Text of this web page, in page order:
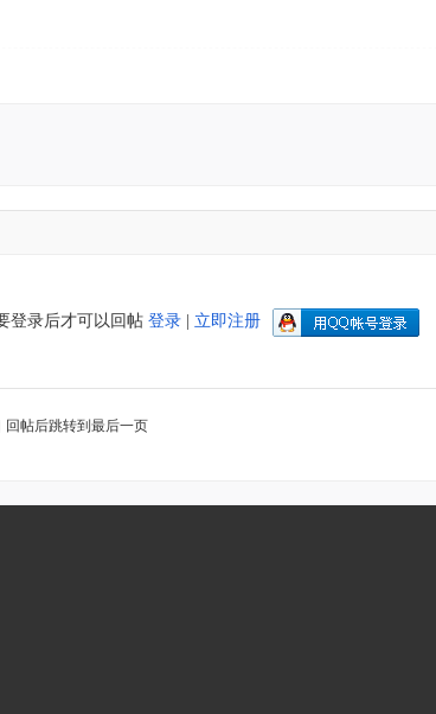
登录后才可以回帖 登录 立即注册
回帖后跳转到最后一页